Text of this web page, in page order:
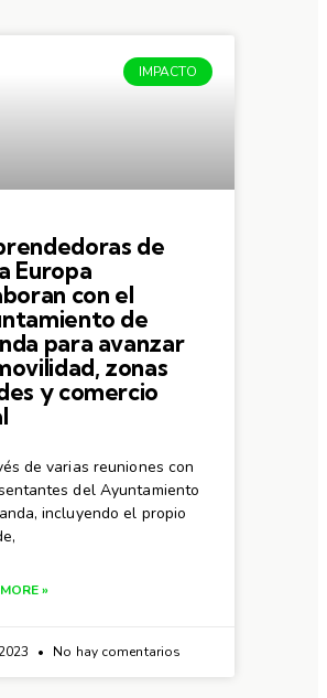
IMPACTO
de
Europa
con el
de
para avanzar
zonas
y comercio
de varias reuniones con
del Ayuntamiento
incluyendo el propio
»
No hay comentarios